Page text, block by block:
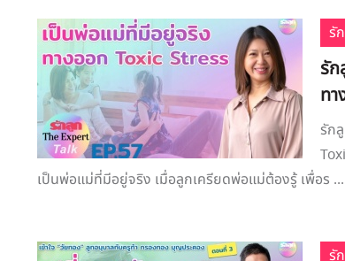
รั
รั
ทา
รัก
เป็นพ่อแม่ที่มีอยู่จริง เมื่อลูกเครียดพ่อแม่ต้องรู้ เพื่อร ...
รั